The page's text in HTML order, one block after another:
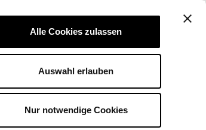
Alle Cookies zulassen
Auswahl erlauben
Nur notwendige Cookies
LOGIN